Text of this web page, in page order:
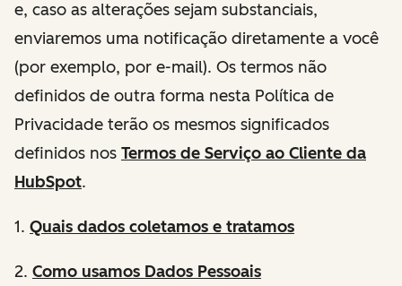
e, caso as alterações sejam substanciais,
enviaremos uma notificação diretamente a você
(por exemplo, por e-mail). Os termos não
definidos de outra forma nesta Política de
Privacidade terão os mesmos significados
definidos nos Termos de Serviço ao Cliente da
HubSpot.
1. Quais dados coletamos e tratamos
2. Como usamos Dados Pessoais